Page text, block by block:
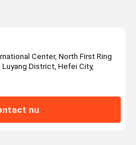
Center, North First Ring
District, Hefei City,
nu